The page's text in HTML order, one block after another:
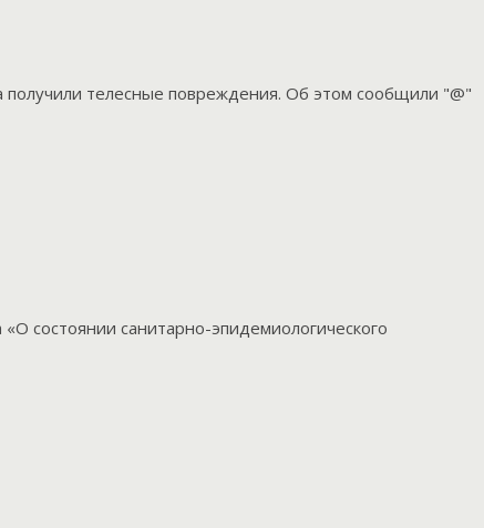
телесные повреждения. Об этом сообщили "@"
состоянии санитарно-эпидемиологического